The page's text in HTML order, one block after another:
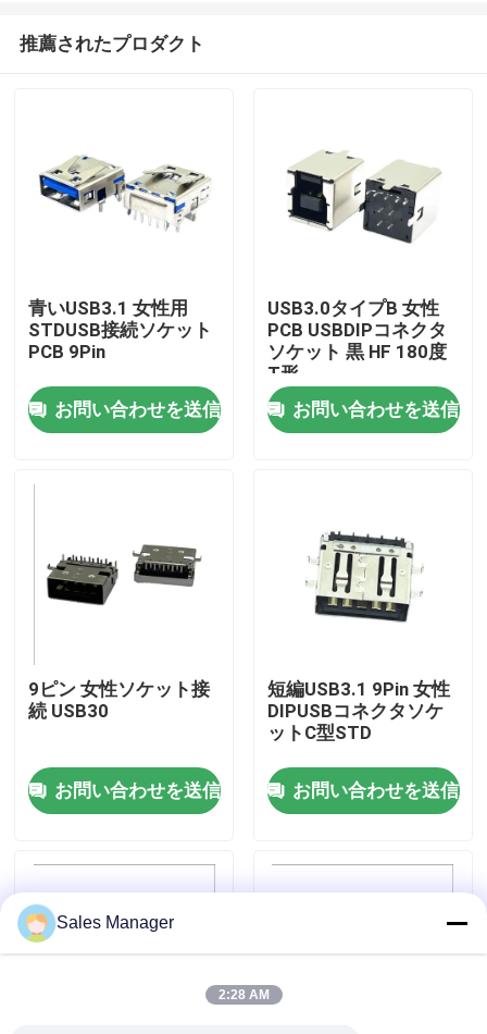
家
私達について
工場旅行
品質管理
引用を要求しなさい
USBソケットコネクタ
推薦されたプロダクト
青いUSB3.1 女性用
STDUSB接続ソケット
PCB 9Pin
お問い合わせを送信
USB3.0タイプB 女性
PCB USBDIPコネクタ
ソケット 黒 HF 180度
T形
お問い合わせを送信
9ピン 女性ソケット接
続 USB30
お問い合わせを送信
短編USB3.1 9Pin 女性
DIPUSBコネクタソケ
ットC型STD
お問い合わせを送信
Sales Manager
2:28 AM